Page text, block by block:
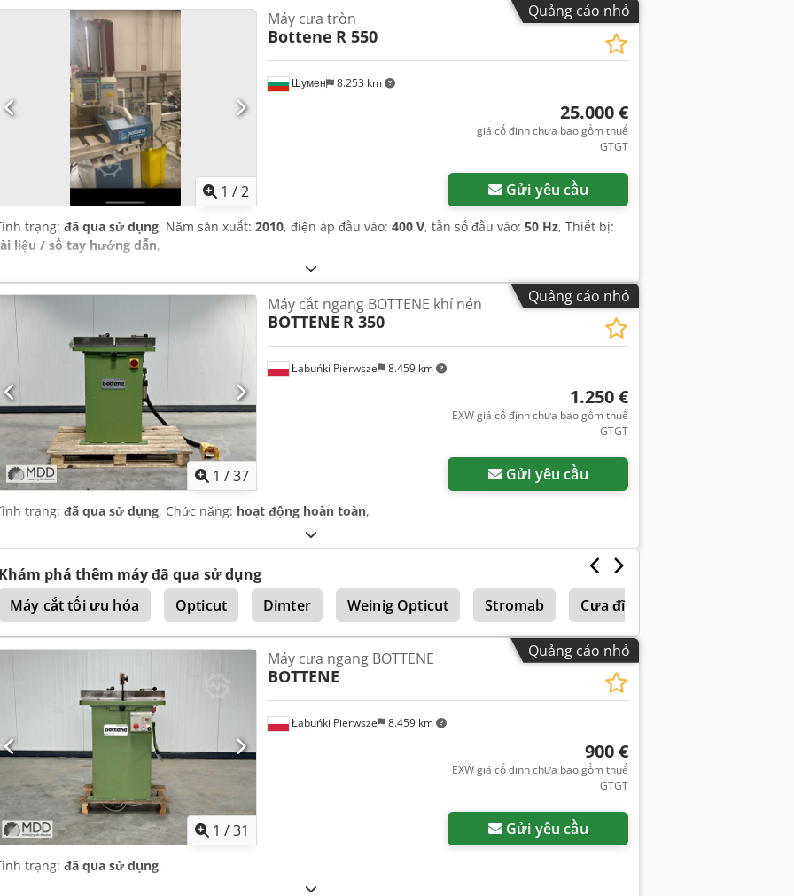
Quảng cáo nhỏ
Yêu cầu thêm hình ảnh
1 /2
Шумен 8.253 km
Máy cưa tròn
Bottene R 550
25.000 €
giá cố định chưa bao gồm thuế
GTGT
Gửi yêu cầu
trạng: đã qua sử dụng, Năm sản xuất: 2010, điện áp đầu vào: 400 V, tần số đầu vào: 50 Hz, Thiết bị:
liệu / sổ tay hướng dẫn,
Quảng cáo nhỏ
1 /37
Łabuńki Pierwsze 8.459 km
Máy cắt ngang BOTTENE khí nén
BOTTENE R 350
1.250 €
EXW giá cố định chưa bao gồm thuế
GTGT
Gửi yêu cầu
trạng: đã qua sử dụng, Chức năng: hoạt động hoàn toàn,
Khám phá thêm máy đã qua sử dụng
Máy cắt tối ưu hóa
Opticut Dimter Weinig Opticut Stromab Cưa đĩa
Quảng cáo nhỏ
1 /31
Łabuńki Pierwsze 8.459 km
Máy cưa ngang BOTTENE
BOTTENE
900 €
EXW giá cố định chưa bao gồm thuế
GTGT
Gửi yêu cầu
trạng: đã qua sử dụng,